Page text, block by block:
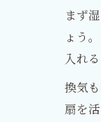
まず
ょう
入れ
換気
扇を